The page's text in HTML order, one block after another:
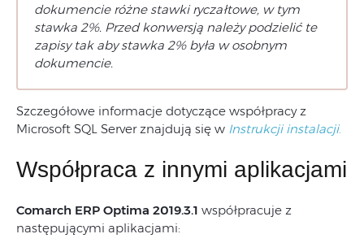
dokumencie różne stawki ryczałtowe, w tym
stawka 2%. Przed konwersją należy podzielić te
zapisy tak aby stawka 2% była w osobnym
dokumencie.
Szczegółowe informacje dotyczące współpracy z
Microsoft SQL Server znajdują się w Instrukcji instalacji.
Współpraca z innymi aplikacjami
Comarch ERP Optima 2019.3.1 współpracuje z
następującymi aplikacjami: